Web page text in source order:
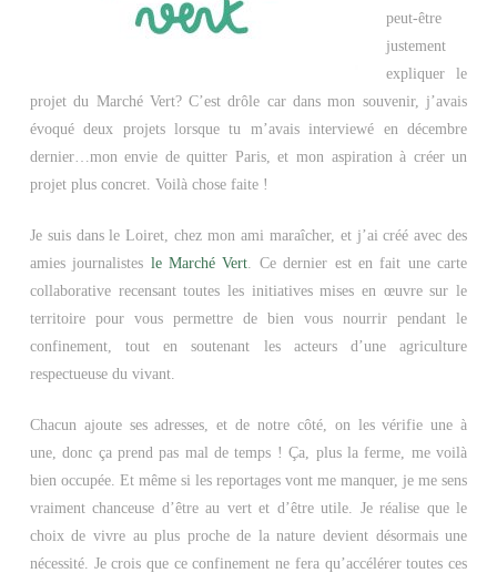
peut-être
justement
expliquer le
projet du Marché Vert? C’est drôle car dans mon souvenir, j’avais
évoqué deux projets lorsque tu m’avais interviewé en décembre
dernier…mon envie de quitter Paris, et mon aspiration à créer un
projet plus concret. Voilà chose faite !
Je suis dans le Loiret, chez mon ami maraîcher, et j’ai créé avec des
amies journalistes le Marché Vert. Ce dernier est en fait une carte
collaborative recensant toutes les initiatives mises en œuvre sur le
territoire pour vous permettre de bien vous nourrir pendant le
confinement, tout en soutenant les acteurs d’une agriculture
respectueuse du vivant.
Chacun ajoute ses adresses, et de notre côté, on les vérifie une à
une, donc ça prend pas mal de temps ! Ça, plus la ferme, me voilà
bien occupée. Et même si les reportages vont me manquer, je me sens
vraiment chanceuse d’être au vert et d’être utile. Je réalise que le
choix de vivre au plus proche de la nature devient désormais une
nécessité. Je crois que ce confinement ne fera qu’accélérer toutes ces